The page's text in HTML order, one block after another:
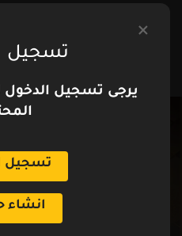
تسجيل
يرجى تسجيل
تسجيل